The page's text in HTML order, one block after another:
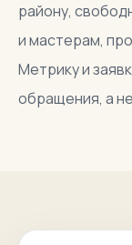
району,
и мастерам,
Метрику и
обращения, а